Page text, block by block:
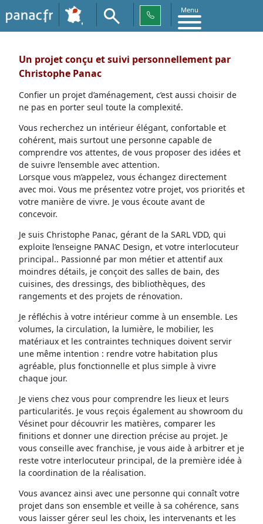
Menu
Un projet conçu et suivi personnellement par
Christophe Panac
Confier un projet d’aménagement, c’est aussi choisir de
ne pas en porter seul toute la complexité.
Vous recherchez un intérieur élégant, confortable et
cohérent, mais surtout une personne capable de
comprendre vos attentes, de vous proposer des idées et
de suivre l’ensemble avec attention.
Lorsque vous m’appelez, vous échangez directement
avec moi. Vous me présentez votre projet, vos priorités et
votre manière de vivre. Je vous écoute avant de
concevoir.
Je suis Christophe Panac, gérant de la SARL VDD, qui
exploite l’enseigne PANAC Design, et votre interlocuteur
principal.. Passionné par mon métier et attentif aux
moindres détails, je conçoit des salles de bain, des
cuisines, des dressings, des bibliothèques, des
rangements et des projets de rénovation.
Je réfléchis à votre intérieur comme à un ensemble. Les
volumes, la circulation, la lumière, le mobilier, les
matériaux et les contraintes techniques doivent servir
une même intention : rendre votre habitation plus
agréable, plus fonctionnelle et plus simple à vivre
chaque jour.
Je viens chez vous pour comprendre les lieux et leurs
particularités. Je vous reçois également au showroom du
Vésinet pour découvrir les matières, comparer les
finitions et donner une direction précise au projet. Je
vous conseille avec franchise, je vous aide à arbitrer et je
reste votre interlocuteur principal, de la première idée à
la coordination de la réalisation.
Vous avancez ainsi avec une personne qui connaît votre
projet dans son ensemble et veille à sa cohérence, sans
vous laisser gérer seul les choix, les intervenants et les